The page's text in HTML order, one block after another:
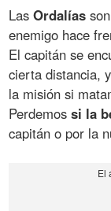
LasOrdalías
enemigo hace
El capitán se
cierta distancia,
la misión si
Perdemossi la
capitán o por la